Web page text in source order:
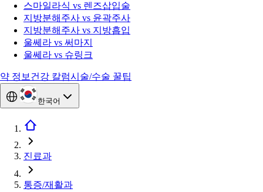
스마일라식 vs 렌즈삽입술
지방분해주사 vs 윤곽주사
지방분해주사 vs 지방흡입
울쎄라 vs 써마지
울쎄라 vs 슈링크
약 정보 건강 칼럼시술/수술 꿀팁
한국어
진료과
통증/재활과